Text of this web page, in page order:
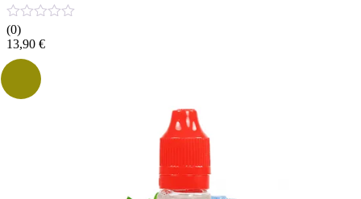
(0)
13,90 €